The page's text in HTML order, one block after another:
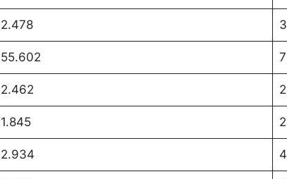
2.478
55.602
2.462
1.845
2.934